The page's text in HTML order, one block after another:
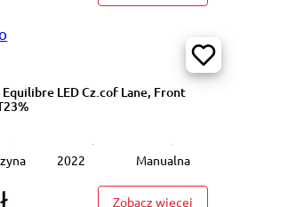
Cz.cof Salon PL VAT 23%
LED Cz.cof Lane, Front
2022 Manualna
Zobacz więcej